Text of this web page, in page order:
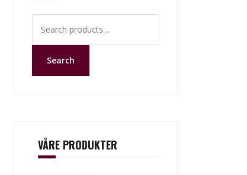
for:
Search
VÅRE PRODUKTER